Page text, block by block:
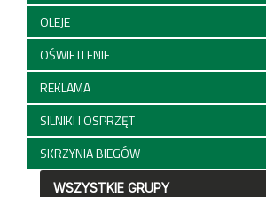
OLEJE
OŚWIETLENIE
REKLAMA
SILNIKI I OSPRZĘT
SKRZYNIA BIEGÓW
WSZYSTKIE GRUPY